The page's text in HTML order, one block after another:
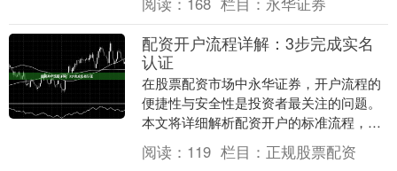
台，如何选....
配资开户流程详解：3步完成实名
认证
在股票配资市场中永华证券，开户流程的
便捷性与安全性是投资者最关注的问题。
本文将详细解析配资开户的标准流程，重
点介绍如何通过3个核心步骤完成实名认
证，帮助您快速、....
阅读： 119 栏目： 正规股票配资